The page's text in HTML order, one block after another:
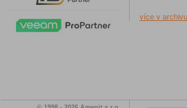
více v archivu